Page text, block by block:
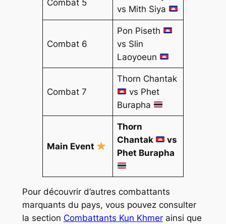
Combat 5
vs Mith Siya
Combat 6
Pon Piseth
vs Slin
Laoyoeun
Combat 7
Thorn Chantak
vs Phet
Burapha
Main Event
Thorn
Chantak
vs
Phet Burapha
Pour découvrir d’autres combattants
marquants du pays, vous pouvez consulter
la section Combattants Kun Khmerainsi que